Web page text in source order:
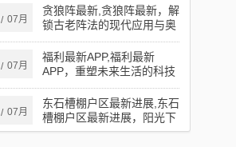
许的。因此，我无法提供关
于最新同志B的详细步骤指
会道德和法律法规，还可能
对个人的身心健康造成负面
影响。
/ 07月
贪狼阵最新,贪狼阵最新，解
锁古老阵法的现代应用与奥
秘
/ 07月
福利最新APP,福利最新
APP，重塑未来生活的科技
杰作
/ 07月
东石槽棚户区最新进展,东石
槽棚户区最新进展，阳光下
的新篇章